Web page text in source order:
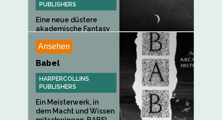
PUBLISHERS
Eine neue düstere
akademische Fantasy
Ansehen
Babel
HARPERCOLLINS
PUBLISHERS
Ein Meisterwerk, in
dem Macht und Wissen